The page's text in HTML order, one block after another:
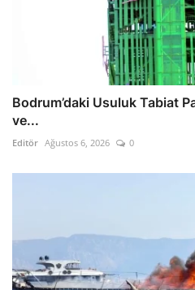
Bodrum’daki Usuluk Tabiat
ve...
Editör Ağustos 6, 2026 0